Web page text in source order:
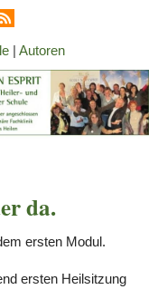
| Autoren
da.
ersten Modul.
ersten Heilsitzung